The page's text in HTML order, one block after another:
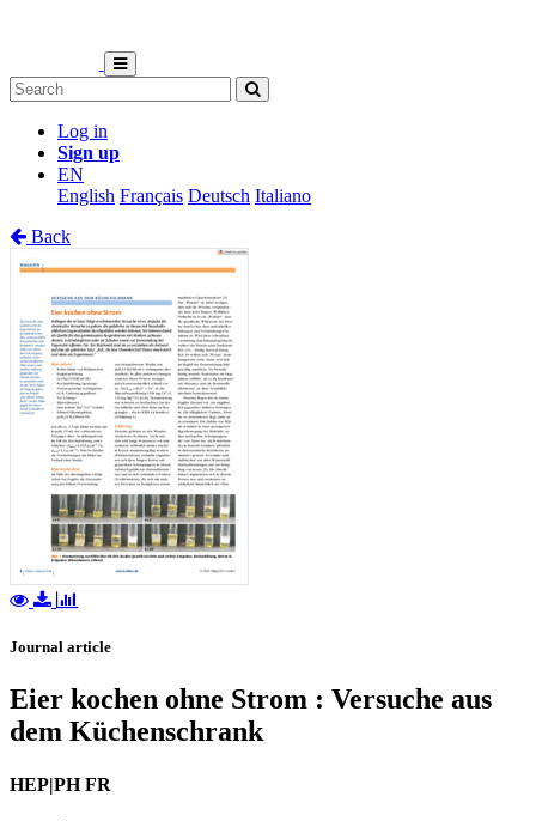
Log in
Sign up
EN
English Français Deutsch Italiano
Back
Journal article
Eier kochen ohne Strom : Versuche aus
dem Küchenschrank
HEP|PH FR